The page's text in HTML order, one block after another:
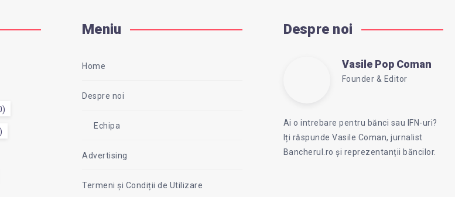
Meniu
Home
Despre noi
Echipa
Advertising
Termeni și Condiții de Utilizare
Despre noi
Vasile
Pop
Coman
Vasile Pop Coman
Founder & Editor
Facebook
Ai o intrebare pentru bănci sau IFN-uri?
Iți răspunde Vasile Coman, jurnalist
Bancherul.ro și reprezentanții băncilor.